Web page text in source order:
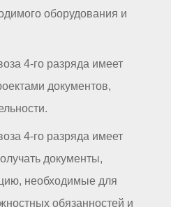
оборудования и
4-го разряда имеет
документов,
4-го разряда имеет
документы,
необходимые для
обязанностей и